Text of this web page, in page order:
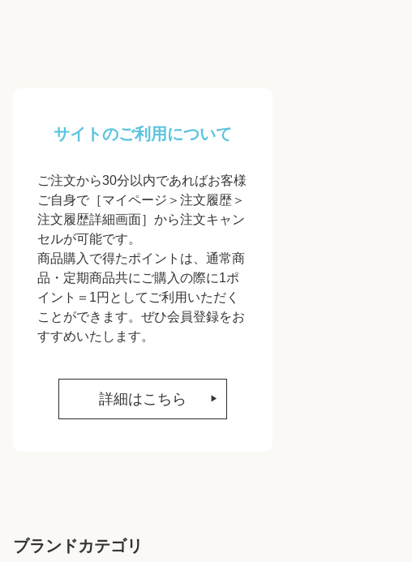
サイトのご利用について
ご注文から30分以内であればお客様
ご自身で［マイページ＞注文履歴＞
注文履歴詳細画面］から注文キャン
セルが可能です。
商品購入で得たポイントは、通常商
品・定期商品共にご購入の際に1ポ
イント＝1円としてご利用いただく
ことができます。ぜひ会員登録をお
すすめいたします。
詳細はこちら
ブランドカテゴリ